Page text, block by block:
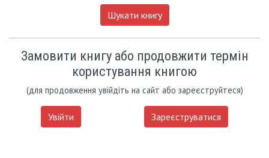
Шукати книгу
Замовити книгу або продовжити термін
користування книгою
(для продовження увійдіть на сайт або зареєструйтеся)
Увійти Зареєструватися